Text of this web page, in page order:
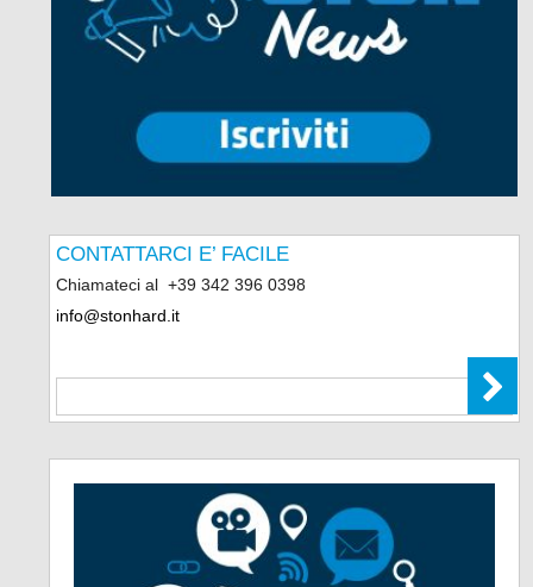
CONTATTARCI E’ FACILE
Chiamateci al+39 342 396 0398
info@stonhard.it